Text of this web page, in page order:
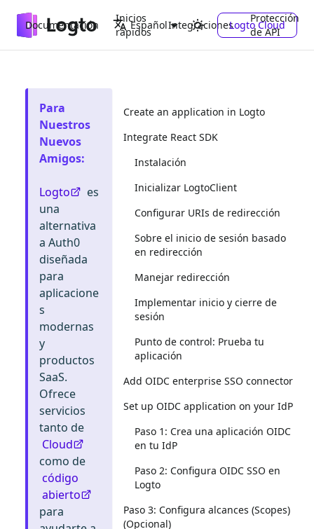
Documentación
Inicios
rápidos
Integraciones
Protección
de API
Español Logto Cloud
Para
Nuestros
Nuevos
Amigos:
Logto
es
una
alternativa
a Auth0
diseñada
para
aplicacione
s
modernas
y
productos
SaaS.
Ofrece
servicios
tanto de
Cloud
como de
código
abierto
para
Create an application in Logto
Integrate React SDK
Instalación
Inicializar LogtoClient
Configurar URIs de redirección
Sobre el inicio de sesión basado
en redirección
Manejar redirección
Implementar inicio y cierre de
sesión
Punto de control: Prueba tu
aplicación
Add OIDC enterprise SSO connector
Set up OIDC application on your IdP
Paso 1: Crea una aplicación OIDC
en tu IdP
Paso 2: Configura OIDC SSO en
Logto
Paso 3: Configura alcances (Scopes)
(Opcional)